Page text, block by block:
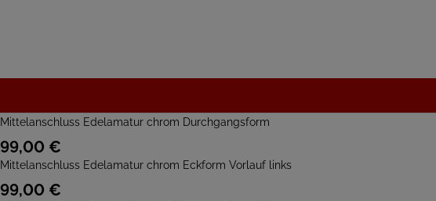
Mittelanschluss Edelamatur chrom Durchgangsform
99,00 €
Mittelanschluss Edelamatur chrom Eckform Vorlauf links
99,00 €